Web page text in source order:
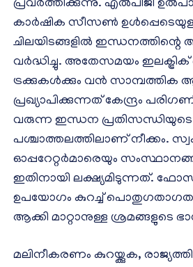
പ്രവർത്തിക്കുന്നു. എൽപിജി
കാർഷിക സീസൺ
ചിലയിടങ്ങളിൽ
വർദ്ധിച്ചു. അതേസമയം
ട്രക്കുകൾക്കും വൻ സാമ്പത്തിക
പ്രഖ്യാപിക്കുന്നത് കേന്ദ്രം
വരുന്ന ഇന്ധന പ്രതിസന്ധിയുടെ
പശ്ചാത്തലത്തിലാണ് നീക്കം.
ഓപ്പറേറ്റർമാരെയും
ഇതിനായി ലക്ഷ്യമിടുന്നത്.
ഉപയോഗം കുറച്ച്
ആക്കി മാറ്റാനുള്ള ശ്രമങ്ങളുടെ
മലിനീകരണം കുറയ്ക്കുക,